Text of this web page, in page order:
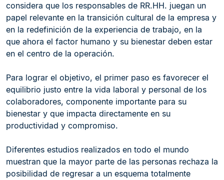
considera que los responsables de RR.HH. juegan un
papel relevante en la transición cultural de la empresa y
en la redefinición de la experiencia de trabajo, en la
que ahora el factor humano y su bienestar deben estar
en el centro de la operación.
Para lograr el objetivo, el primer paso es favorecer el
equilibrio justo entre la vida laboral y personal de los
colaboradores, componente importante para su
bienestar y que impacta directamente en su
productividad y compromiso.
Diferentes estudios realizados en todo el mundo
muestran que la mayor parte de las personas rechaza la
posibilidad de regresar a un esquema totalmente